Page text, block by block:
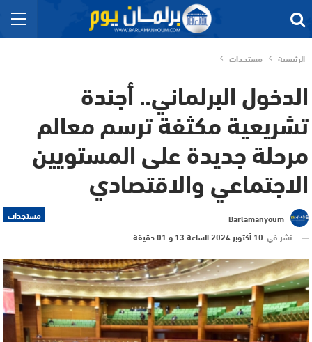
الرئيسية مستجدات
الدخول البرلماني.. أجندة
تشريعية مكثفة ترسم معالم
مرحلة جديدة على المستويين
الاجتماعي والاقتصادي
مستجدات
Barlamanyoum
نشر في 10 أكتوبر 2024 الساعة 13 و 01 دقيقة